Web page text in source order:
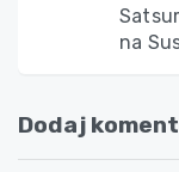
na
Dodaj